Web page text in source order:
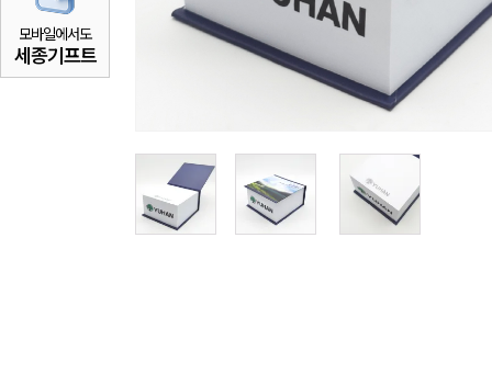
모바일에서도
세종기프트